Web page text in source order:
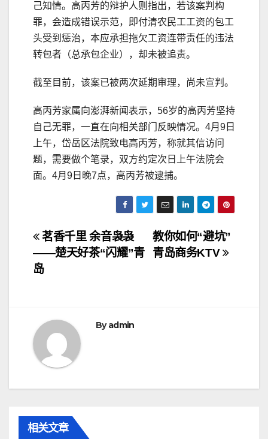
己知情。高丙芳的辩护人则指出，若该案判构
罪，会造成错误示范，即付清农民工工资的包工
头受到惩治，本应承担拖欠工资连带责任的违法
转包者（总承包企业），却未被追责。
截至目前，该案已被两次延期审理，尚未宣判。
高丙芳家属向澎湃新闻表示，56岁的高丙芳坚持
自己无罪，一直在向相关部门反映情况。4月9日
上午，岱岳区法院致电高丙芳，称就其信访问
题，需要做个笔录，双方约定次日上午法院会
面。4月9日晚7点，高丙芳被逮捕。
文
章
航
教你如何“避坑”
青岛商务KTV
茗香千里 余音袅袅
——楚天好茶“闪耀”青
岛
Byadmin
相关文章